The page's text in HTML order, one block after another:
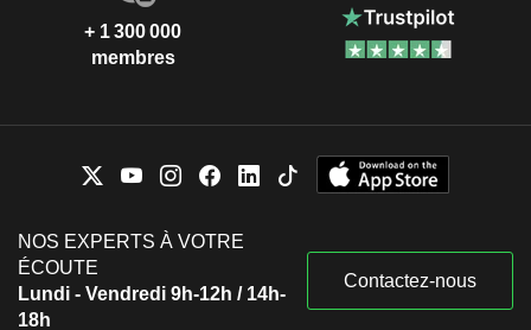
+ 1 300 000
membres
NOS EXPERTS À VOTRE
ÉCOUTE
Lundi - Vendredi 9h-12h / 14h-
18h
Contactez-nous